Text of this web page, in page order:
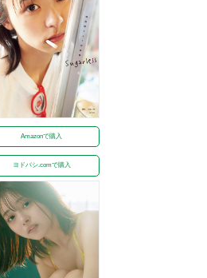
Amazonで購入
ヨドバシ.comで購入